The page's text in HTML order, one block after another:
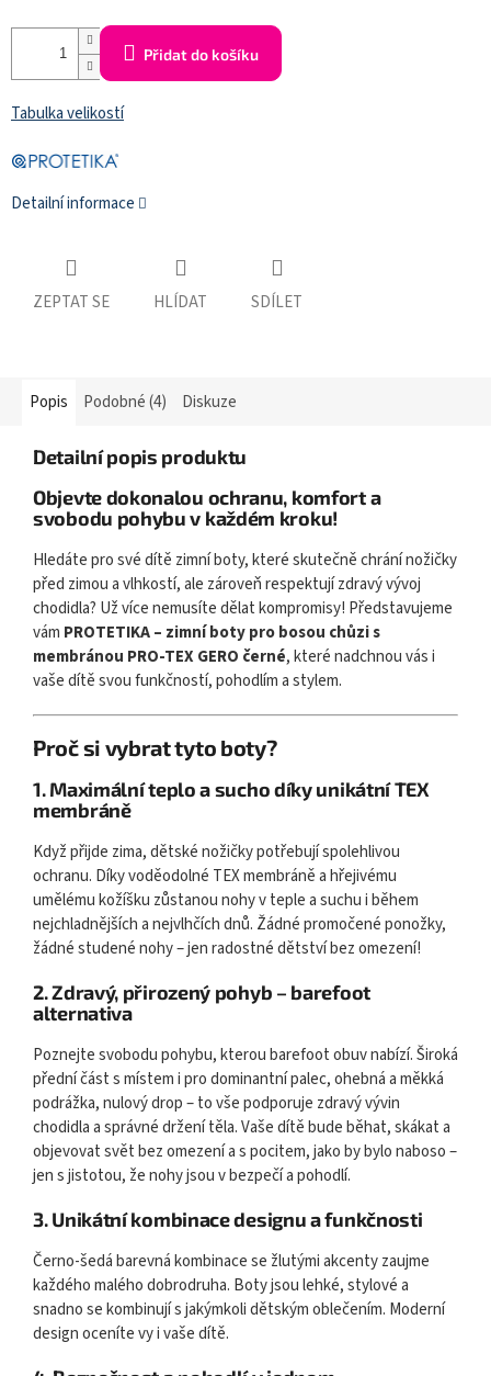
Přidat do košíku
Tabulka velikostí
Detailní informace
ZEPTAT SE HLÍDAT SDÍLET
Popis Podobné (4) Diskuze
Detailní popis produktu
Objevte dokonalou ochranu, komfort a
svobodu pohybu v každém kroku!
Hledáte pro své dítě zimní boty, které skutečně chrání nožičky
před zimou a vlhkostí, ale zároveň respektují zdravý vývoj
chodidla? Už více nemusíte dělat kompromisy! Představujeme
vám PROTETIKA – zimní boty pro bosou chůzi s
membránou PRO-TEX GERO černé, které nadchnou vás i
vaše dítě svou funkčností, pohodlím a stylem.
Proč si vybrat tyto boty?
1.Maximální teplo a sucho díky unikátní TEX
membráně
Když přijde zima, dětské nožičky potřebují spolehlivou
ochranu. Díky voděodolné TEX membráně a hřejivému
umělému kožíšku zůstanou nohy v teple a suchu i během
nejchladnějších a nejvlhčích dnů. Žádné promočené ponožky,
žádné studené nohy – jen radostné dětství bez omezení!
2.Zdravý, přirozený pohyb – barefoot
alternativa
Poznejte svobodu pohybu, kterou barefoot obuv nabízí. Široká
přední část s místem i pro dominantní palec, ohebná a měkká
podrážka, nulový drop – to vše podporuje zdravý vývin
chodidla a správné držení těla. Vaše dítě bude běhat, skákat a
objevovat svět bez omezení a s pocitem, jako by bylo naboso –
jen s jistotou, že nohy jsou v bezpečí a pohodlí.
3.Unikátní kombinace designu a funkčnosti
Černo-šedá barevná kombinace se žlutými akcenty zaujme
každého malého dobrodruha. Boty jsou lehké, stylové a
snadno se kombinují s jakýmkoli dětským oblečením. Moderní
design oceníte vy i vaše dítě.